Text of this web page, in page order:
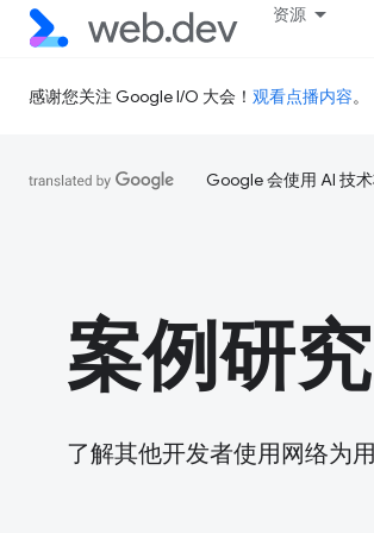
资源
感谢您关注 Google I/O 大会！ 观看点播内容。
Google 会使用 AI 技
案例研究
了解其他开发者使用网络为